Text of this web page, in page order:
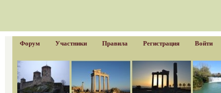
Форум Участники Правила Регистрация Войти